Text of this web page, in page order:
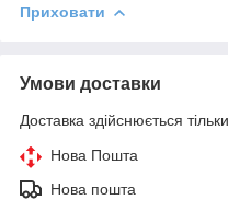
Приховати
Умови доставки
Доставка здійснюється
Нова Пошта
Нова пошта